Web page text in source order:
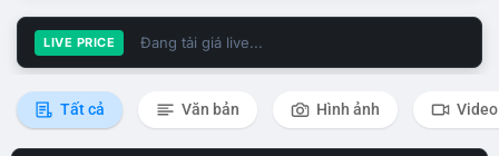
LIVE PRICE Đang tải giá live...
Tất cả Văn bản Hình ảnh Video